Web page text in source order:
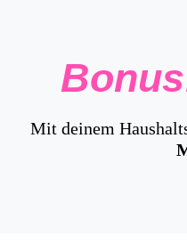
Mit deinem